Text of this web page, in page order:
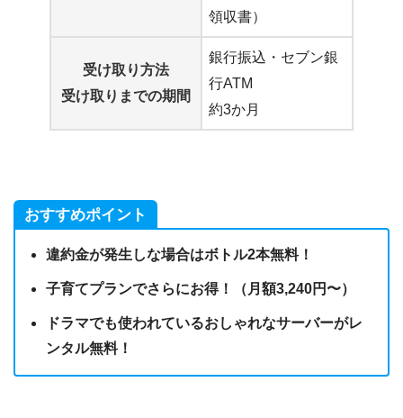
領収書）
受け取り方法
受け取りまでの期間
銀行振込・セブン銀
行ATM
約3か月
おすすめポイント
違約金が発生しな場合はボトル2本無料！
子育てプランでさらにお得！（月額3,240円〜）
ドラマでも使われているおしゃれなサーバーがレ
ンタル無料！